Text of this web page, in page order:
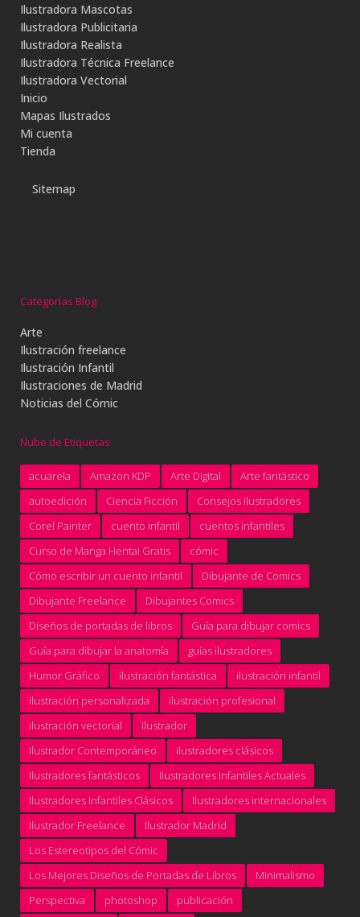
Ilustradora Mascotas
Ilustradora Publicitaria
Ilustradora Realista
Ilustradora Técnica Freelance
Ilustradora Vectorial
Inicio
Mapas Ilustrados
Mi cuenta
Tienda
Sitemap
Categorías Blog
Arte
Ilustración freelance
Ilustración Infantil
Ilustraciones de Madrid
Noticias del Cómic
Nube de Etiquetas
acuarela Amazon KDP Arte Digital
Arte fantástico
autoedición
Ciencia Ficción
Consejos Ilustradores
Corel Painter
cuento infantil
cuentos infantiles
Curso de Manga Hentai Gratis
cómic
Cómo escribir un cuento infantil
Dibujante de Comics
Dibujante Freelance
Dibujantes Comics
Diseños de portadas de libros
Guía para dibujar comics
Guía para dibujar la anatomía
guías ilustradores
Humor Gráfico
ilustración fantástica
ilustración infantil
ilustración personalizada
ilustración profesional
ilustración vectorial
Ilustrador
Ilustrador Contemporáneo
ilustradores clásicos
Ilustradores fantásticos
Ilustradores Infantiles Actuales
Ilustradores Infantiles Clásicos
Ilustradores internacionales
Ilustrador Freelance
Ilustrador Madrid
Los Estereotipos del Cómic
Los Mejores Diseños de Portadas de Libros
Minimalismo
Perspectiva
photoshop
publicación